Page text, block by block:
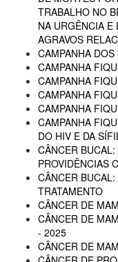
TRABALHO NO
NA URGÊNCIA E
AGRAVOS
CAMPANHA
CAMPANHA
CAMPANHA
CAMPANHA
CAMPANHA
CAMPANHA
DO HIV E DA
CÂNCER
PROVIDÊNCIAS
CÂNCER
TRATAMENTO
CÂNCER DE
CÂNCER DE
- 2025
CÂNCER DE